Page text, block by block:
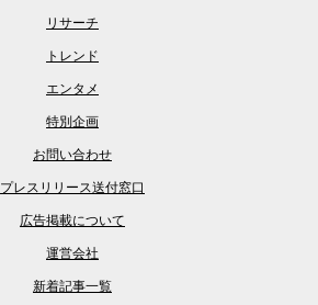
リサーチ
トレンド
エンタメ
特別企画
お問い合わせ
プレスリリース送付窓口
広告掲載について
運営会社
新着記事一覧